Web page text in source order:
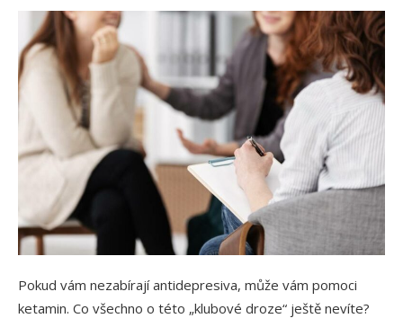
Pokud vám nezabírají antidepresiva, může vám pomoci
ketamin. Co všechno o této „klubové droze“ ještě nevíte?